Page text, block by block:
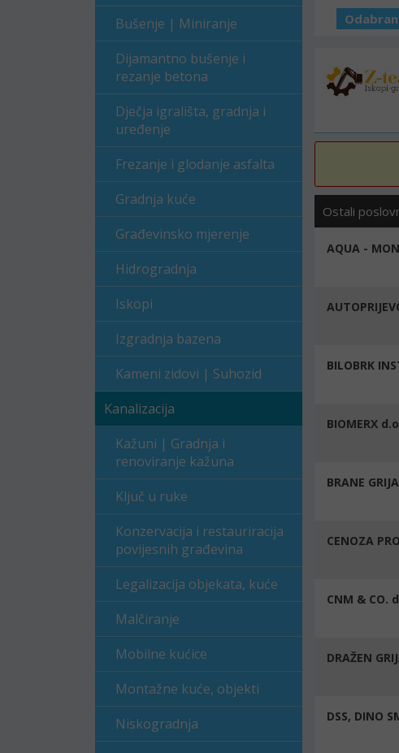
Bušenje | Miniranje
Dijamantno bušenje i
rezanje betona
Dječja igrališta, gradnja i
uređenje
Frezanje i glodanje asfalta
Gradnja kuće
Građevinsko mjerenje
Hidrogradnja
Iskopi
Izgradnja bazena
Kameni zidovi | Suhozid
Kanalizacija
Kažuni | Gradnja i
renoviranje kažuna
Ključ u ruke
Konzervacija i restauriracija
povijesnih građevina
Legalizacija objekata, kuće
Malčiranje
Mobilne kućice
Montažne kuće, objekti
Niskogradnja
Ostali
AQUA -
BILOBRK
BIOMERX
BRANE
CENOZA
CNM & CO.
DRAŽEN
DSS, DINO